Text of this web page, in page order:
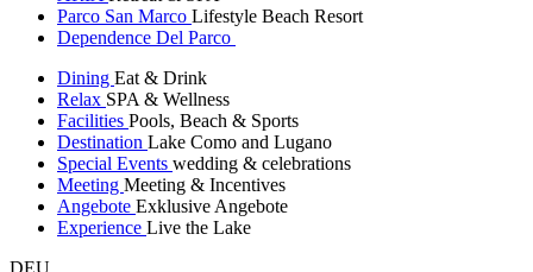
Parco San Marco Lifestyle Beach Resort
Dependence Del Parco
Dining Eat & Drink
Relax SPA & Wellness
Facilities Pools, Beach & Sports
Destination Lake Como and Lugano
Special Events wedding & celebrations
Meeting Meeting & Incentives
Angebote Exklusive Angebote
Experience Live the Lake
DEU